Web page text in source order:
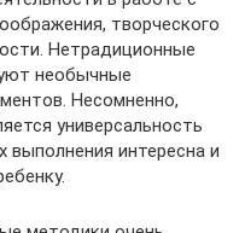
творческого
Нетрадиционные
необычные
Несомненно,
универсальность
выполнения интересна и